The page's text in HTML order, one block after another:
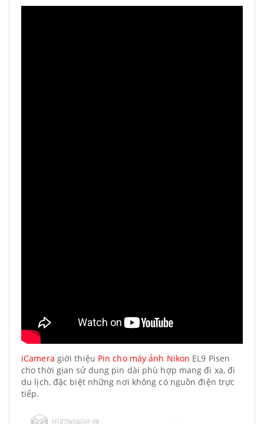
iCamera giới thiệu Pin cho máy ảnh Nikon EL9 Pisen
cho thời gian sử dung pin dài phù hợp mang đi xa, đi
du lịch, đặc biệt những nơi không có nguồn điện trực
tiếp.